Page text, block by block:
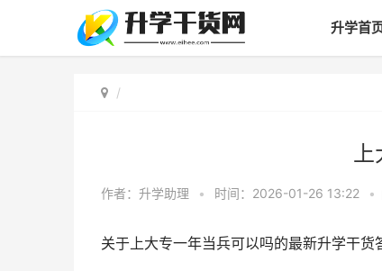
升学首
上
作者： 升学助理 • 时间：2026-01-26 13:22 •
关于上大专一年当兵可以吗的最新升学干货